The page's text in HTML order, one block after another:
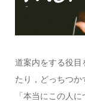
道案内をする役
たり，どっちつ
「本当にこの人